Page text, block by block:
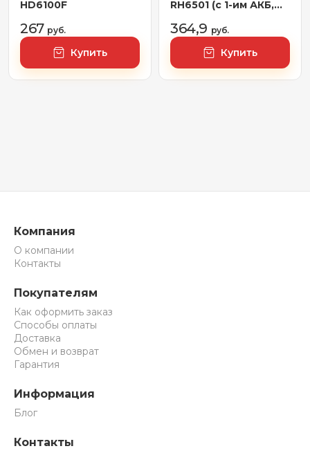
HD6100F
267 руб.
Купить
RH6501 (с 1-им АКБ,
364,9 руб.
Купить
Компания
О компании
Контакты
Покупателям
Как оформить заказ
Способы оплаты
Доставка
Обмен и возврат
Гарантия
Информация
Блог
Контакты